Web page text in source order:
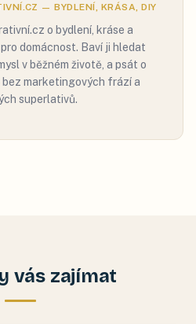
— BYDLENÍ, KRÁSA, DIY
o bydlení, kráse a
domácnost. Baví ji hledat
v běžném životě, a psát o
marketingových frází a
superlativů.
vás zajímat